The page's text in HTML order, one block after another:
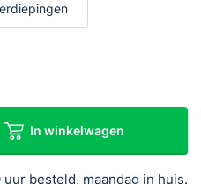
In winkelwagen
uur besteld, maandag in huis.